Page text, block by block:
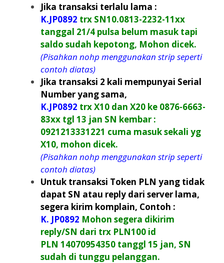
Jika transaksi terlalu lama :
K.JP0892 trx SN10.0813-2232-11xx
tanggal 21/4 pulsa belum masuk tapi
saldo sudah kepotong, Mohon dicek.
(Pisahkan nohp menggunakan strip seperti
contoh diatas)
Jika transaksi 2 kali mempunyai Serial
Number yang sama,
K.JP0892 trx X10 dan X20 ke 0876-6663-
83xx tgl 13 jan SN kembar :
0921213331221 cuma masuk sekali yg
X10, mohon dicek.
(Pisahkan nohp menggunakan strip seperti
contoh diatas)
Untuk transaksi Token PLN yang tidak
dapat SN atau reply dari server lama,
segera kirim komplain, Contoh :
K. JP0892 Mohon segera dikirim
reply/SN dari trx PLN100 id
PLN 14070954350 tanggl 15 jan, SN
sudah di tunggu pelanggan.